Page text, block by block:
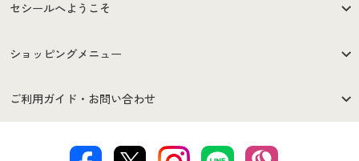
セシールへようこそ
はじめての方へ
セシールご利用規約
ショッピングメニュー
商品カテゴリ
ご利用ガイド・お問い合わせ